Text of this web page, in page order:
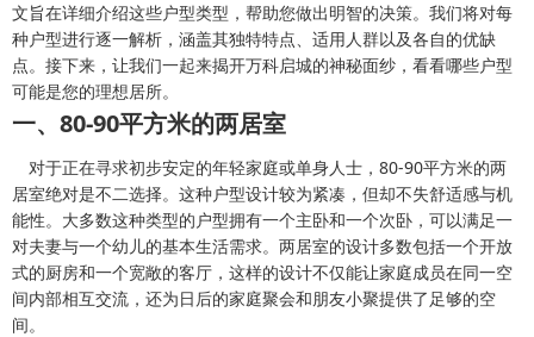
文旨在详细介绍这些户型类型，帮助您做出明智的决策。我们将对每
种户型进行逐一解析，涵盖其独特特点、适用人群以及各自的优缺
点。接下来，让我们一起来揭开万科启城的神秘面纱，看看哪些户型
可能是您的理想居所。
一、80-90平方米的两居室
对于正在寻求初步安定的年轻家庭或单身人士，80-90平方米的两
居室绝对是不二选择。这种户型设计较为紧凑，但却不失舒适感与机
能性。大多数这种类型的户型拥有一个主卧和一个次卧，可以满足一
对夫妻与一个幼儿的基本生活需求。两居室的设计多数包括一个开放
式的厨房和一个宽敞的客厅，这样的设计不仅能让家庭成员在同一空
间内部相互交流，还为日后的家庭聚会和朋友小聚提供了足够的空
间。